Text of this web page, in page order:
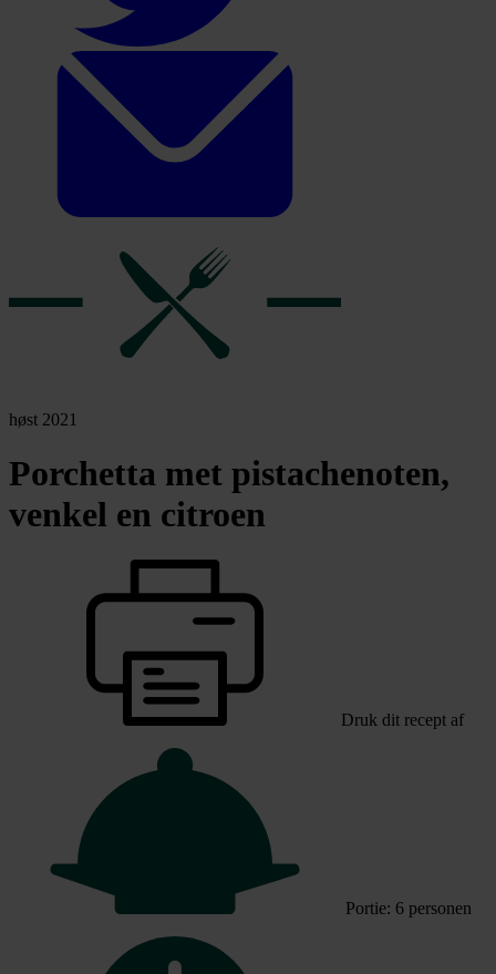
høst 2021
Porchetta met pistachenoten,
venkel en citroen
Druk dit recept af
Portie: 6 personen